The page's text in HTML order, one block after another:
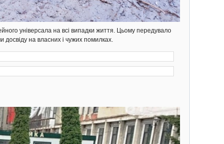
універсала на всі випадки життя. Цьому передувало
досвіду на власних і чужих помилках.